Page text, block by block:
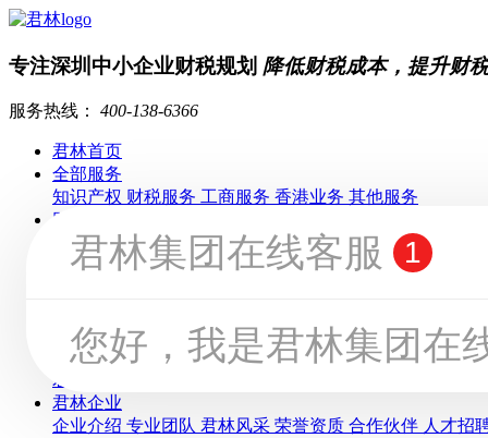
专注深圳中小企业财税规划 降低财税成本，提升财
服务热线： 400-138-6366
君林首页
全部服务
知识产权 财税服务 工商服务 香港业务 其他服务
财税服务
记账报税税务筹划税务顾问申请一般纳税人税务注销
工商服务
香港公司注册
香港公司年审香港公司变更 香港公司注销
君林资讯
君林动态
君林企业
企业介绍 专业团队 君林风采 荣誉资质 合作伙伴 人才招